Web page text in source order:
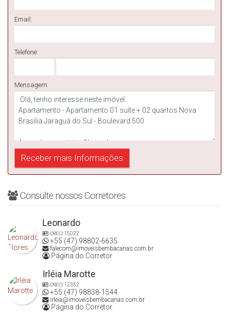
Email:
Telefone:
Mensagem:
Consulte nossos Corretores
Leonardo
CRECI15022
+55 (47) 98802-6635
falecom@imoveisbembacanas.com.br
Página do Corretor
Irléia Marotte
CRECI12352
+55 (47) 98838-1544
irleia@imoveisbembacanas.com.br
Página do Corretor